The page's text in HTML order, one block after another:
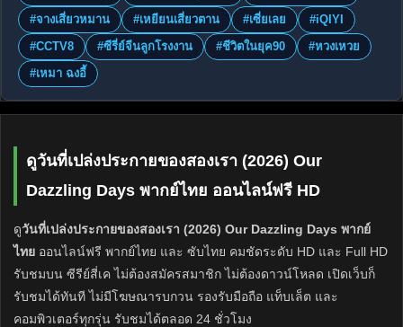
#จางเสี่ยวหมาน
#เหยียนเสี่ยวตาน #เซี่ยเลย
#iQIYI
#CCTV8
#ซีรี่ย์จีนลูกโรงงาน #ชีวิตในยุค90
#หวงเหวย
#เหมา ฉงอี้
ดูวันที่เปล่งประกายของสองเรา (2026) Our
Dazzling Days พากย์ไทย ออนไลน์ฟรี HD
ดูวันที่เปล่งประกายของสองเรา (2026) Our Dazzling Days พากย์
ไทย ออนไลน์ฟรี พากย์ไทย และ ซับไทย คมชัดระดับ HD และ Full HD
รับชมบน ซีรีย์สี่เค ไม่ต้องสมัครสมาชิก ไม่ต้องดาวน์โหลด เปิดเว็บก็
รับชมได้ทันที ไม่มีโฆษณารบกวน รองรับมือถือ แท็บเล็ต และ
คอมพิวเตอร์ทุกรุ่น รับชมได้ตลอด 24 ชั่วโมง